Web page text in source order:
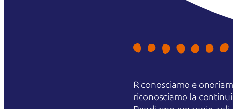
Riconosciamo e
riconosciamo la